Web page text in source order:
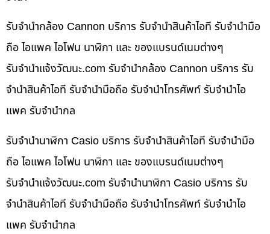
รับจำนำกล้อง Cannon บริการ รับจำนำสินค้าไอที รับจำนำมือ
ถือ ไอแพค ไอโฟน นาฬิกา และ ของแบรนด์เนมต่างๆ
รับจํานําแจ้งวัฒนะ.com รับจำนำกล้อง Cannon บริการ รับ
จำนำสินค้าไอที รับจำนำมือถือ รับจำนำโทรศัพท์ รับจำนำไอ
แพค รับจำนำกล
รับจำนำนาฬิกา Casio บริการ รับจำนำสินค้าไอที รับจำนำมือ
ถือ ไอแพค ไอโฟน นาฬิกา และ ของแบรนด์เนมต่างๆ
รับจํานําแจ้งวัฒนะ.com รับจำนำนาฬิกา Casio บริการ รับ
จำนำสินค้าไอที รับจำนำมือถือ รับจำนำโทรศัพท์ รับจำนำไอ
แพค รับจำนำกล